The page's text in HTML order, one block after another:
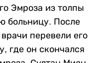
Эмроза из толпы
больницу. После
перевели его
где он скончался